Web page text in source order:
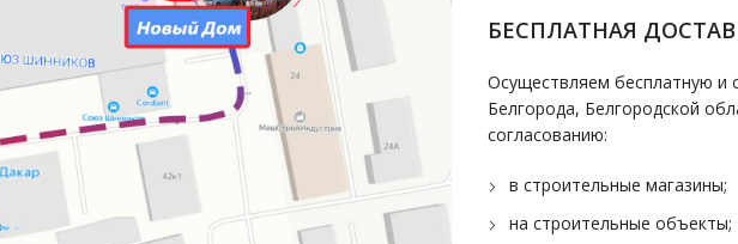
БЕСПЛАТНАЯ
Осуществляем бесплатную и
Белгорода, Белгородской
согласованию:
в строительные магазины;
на строительные объекты;